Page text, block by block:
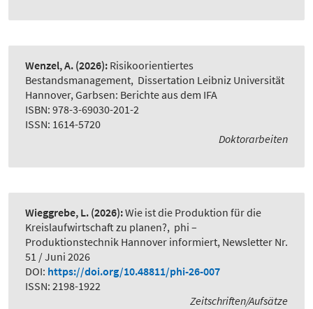
Wenzel, A. (2026): Risikoorientiertes
Bestandsmanagement, Dissertation Leibniz Universität
Hannover, Garbsen: Berichte aus dem IFA
ISBN: 978-3-69030-201-2
ISSN: 1614-5720
Doktorarbeiten
Wieggrebe, L. (2026):Wie ist die Produktion für die
Kreislaufwirtschaft zu planen?, phi –
Produktionstechnik Hannover informiert, Newsletter Nr.
51 / Juni 2026
DOI: https://doi.org/10.48811/phi-26-007
ISSN: 2198-1922
Zeitschriften/Aufsätze